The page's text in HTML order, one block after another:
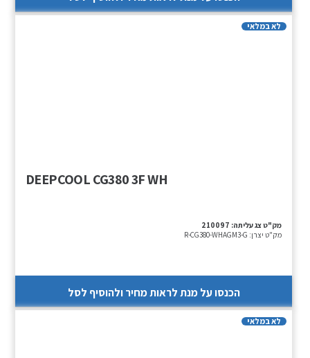
לא במלאי
DEEPCOOL CG380 3F WH
מק"ט צג עליתה: 210097
מק"ט יצרן: R-CG380-WHAGM3-G
הכנסו על מנת לראות מחיר ולהוסיף לסל
לא במלאי